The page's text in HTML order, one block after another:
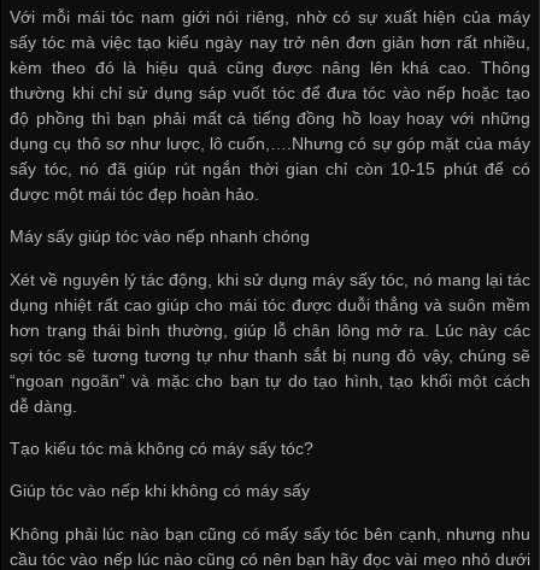
Với mỗi mái tóc nam giới nói riêng, nhờ có sự xuất hiện của máy
sấy tóc mà việc tạo kiểu ngày nay trở nên đơn giản hơn rất nhiều,
kèm theo đó là hiệu quả cũng được nâng lên khá cao. Thông
thường khi chỉ sử dụng sáp vuốt tóc để đưa tóc vào nếp hoặc tạo
độ phồng thì bạn phải mất cả tiếng đồng hồ loay hoay với những
dụng cụ thô sơ như lược, lô cuốn,….Nhưng có sự góp mặt của máy
sấy tóc, nó đã giúp rút ngắn thời gian chỉ còn 10-15 phút để có
được một mái tóc đẹp hoàn hảo.
Máy sấy giúp tóc vào nếp nhanh chóng
Xét về nguyên lý tác động, khi sử dụng máy sấy tóc, nó mang lại tác
dụng nhiệt rất cao giúp cho mái tóc được duỗi thẳng và suôn mềm
hơn trạng thái bình thường, giúp lỗ chân lông mở ra. Lúc này các
sợi tóc sẽ tương tương tự như thanh sắt bị nung đỏ vậy, chúng sẽ
“ngoan ngoãn” và mặc cho bạn tự do tạo hình, tạo khối một cách
dễ dàng.
Tạo kiểu tóc mà không có máy sấy tóc?
Giúp tóc vào nếp khi không có máy sấy
Không phải lúc nào bạn cũng có mấy sấy tóc bên cạnh, nhưng nhu
cầu tóc vào nếp lúc nào cũng có nên bạn hãy đọc vài mẹo nhỏ dưới